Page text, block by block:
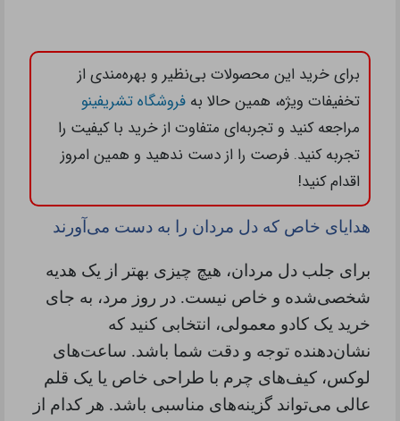
برای خرید این محصولات بی‌نظیر و بهره‌مندی از
تخفیفات ویژه، همین حالا به فروشگاه تشریفینو
مراجعه کنید و تجربه‌ای متفاوت از خرید با کیفیت را
تجربه کنید. فرصت را از دست ندهید و همین امروز
اقدام کنید!
هدایای خاص که دل مردان را به دست می‌آورند
برای جلب دل مردان، هیچ چیزی بهتر از یک هدیه
شخصی‌شده و خاص نیست. در روز مرد، به جای
خرید یک کادو معمولی، انتخابی کنید که
نشان‌دهنده توجه و دقت شما باشد. ساعت‌های
لوکس، کیف‌های چرم با طراحی خاص یا یک قلم
عالی می‌تواند گزینه‌های مناسبی باشد. هر کدام از